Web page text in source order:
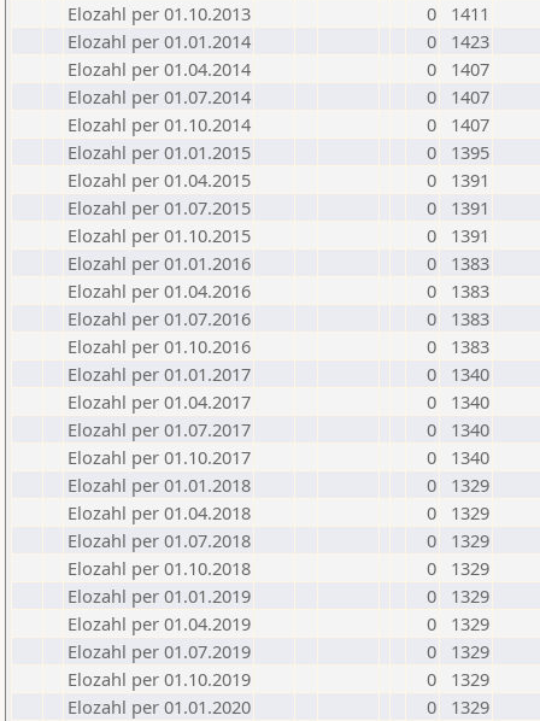
Elozahl per 01.10.2013
0
1411
Elozahl per 01.01.2014
0
1423
Elozahl per 01.04.2014
0
1407
Elozahl per 01.07.2014
0
1407
Elozahl per 01.10.2014
0
1407
Elozahl per 01.01.2015
0
1395
Elozahl per 01.04.2015
0
1391
Elozahl per 01.07.2015
0
1391
Elozahl per 01.10.2015
0
1391
Elozahl per 01.01.2016
0
1383
Elozahl per 01.04.2016
0
1383
Elozahl per 01.07.2016
0
1383
Elozahl per 01.10.2016
0
1383
Elozahl per 01.01.2017
0
1340
Elozahl per 01.04.2017
0
1340
Elozahl per 01.07.2017
0
1340
Elozahl per 01.10.2017
0
1340
Elozahl per 01.01.2018
0
1329
Elozahl per 01.04.2018
0
1329
Elozahl per 01.07.2018
0
1329
Elozahl per 01.10.2018
0
1329
Elozahl per 01.01.2019
0
1329
Elozahl per 01.04.2019
0
1329
Elozahl per 01.07.2019
0
1329
Elozahl per 01.10.2019
0
1329
Elozahl per 01.01.2020
0
1329